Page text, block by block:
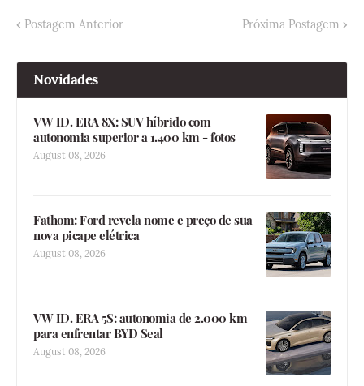
Postagem Anterior Próxima Postagem
Novidades
VW ID. ERA 8X: SUV híbrido com
autonomia superior a 1.400 km - fotos
August 08, 2026
Fathom: Ford revela nome e preço de sua
nova picape elétrica
August 08, 2026
VW ID. ERA 5S: autonomia de 2.000 km
para enfrentar BYD Seal
August 08, 2026